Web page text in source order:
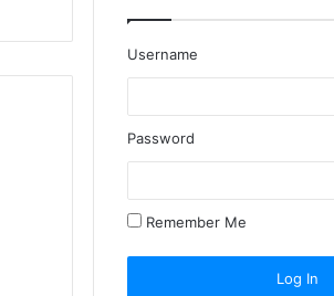
Username
Password
Remember Me